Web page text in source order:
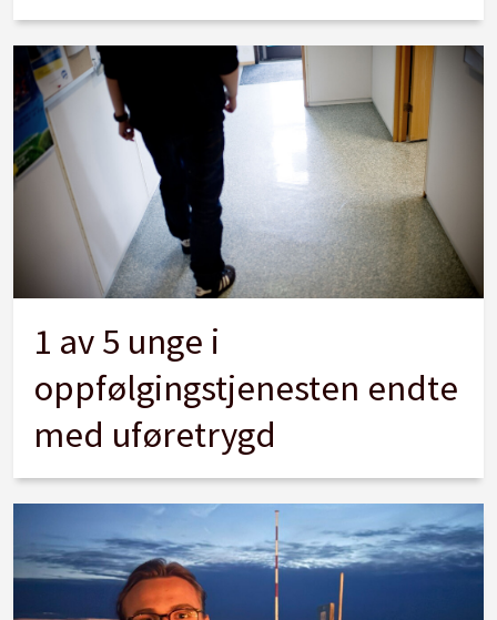
1 av 5 unge i
oppfølgingstjenesten endte
med uføretrygd